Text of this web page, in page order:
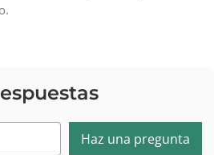
Haz una pregunta